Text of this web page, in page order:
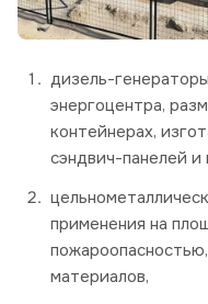
дизель-
энергоцентра,
контейнерах,
сэндвич-панелей и
применения на
материалов,